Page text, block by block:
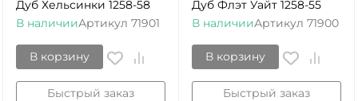
Дуб Хельсинки 1258-58
В наличииАртикул 71901
В корзину
Быстрый заказ
Дуб Флэт Уайт 1258-55
В наличииАртикул 71900
В корзину
Быстрый заказ